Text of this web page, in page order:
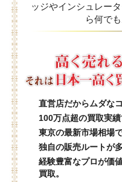
ッジやインシュレー
ら何で
直営店だからムダな
100万点超の買取実績
東京の最新市場相場
独自の販売ルートが
経験豊富なプロが価
買取。